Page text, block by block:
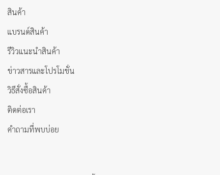
สินค้า
แบรนด์สินค้า
รีวิวแนะนำสินค้า
ข่าวสารและโปรโมชั่น
วิธีสั่งซื้อสินค้า
ติดต่อเรา
คำถามที่พบบ่อย